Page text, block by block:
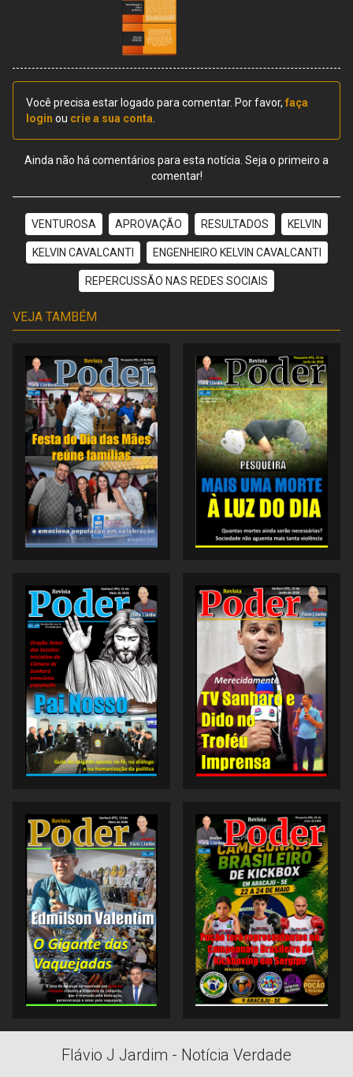
Você precisa estar logado para comentar. Por favor, faça
login ou crie a sua conta
Ainda não há comentários para esta notícia. Seja o primeiro a
comentar!
VENTUROSA APROVAÇÃO RESULTADOS KELVIN
KELVIN CAVALCANTI ENGENHEIRO KELVIN CAVALCANTI
REPERCUSSÃO NAS REDES SOCIAIS
VEJA TAMBÉM
Flávio J Jardim - Notícia Verdade